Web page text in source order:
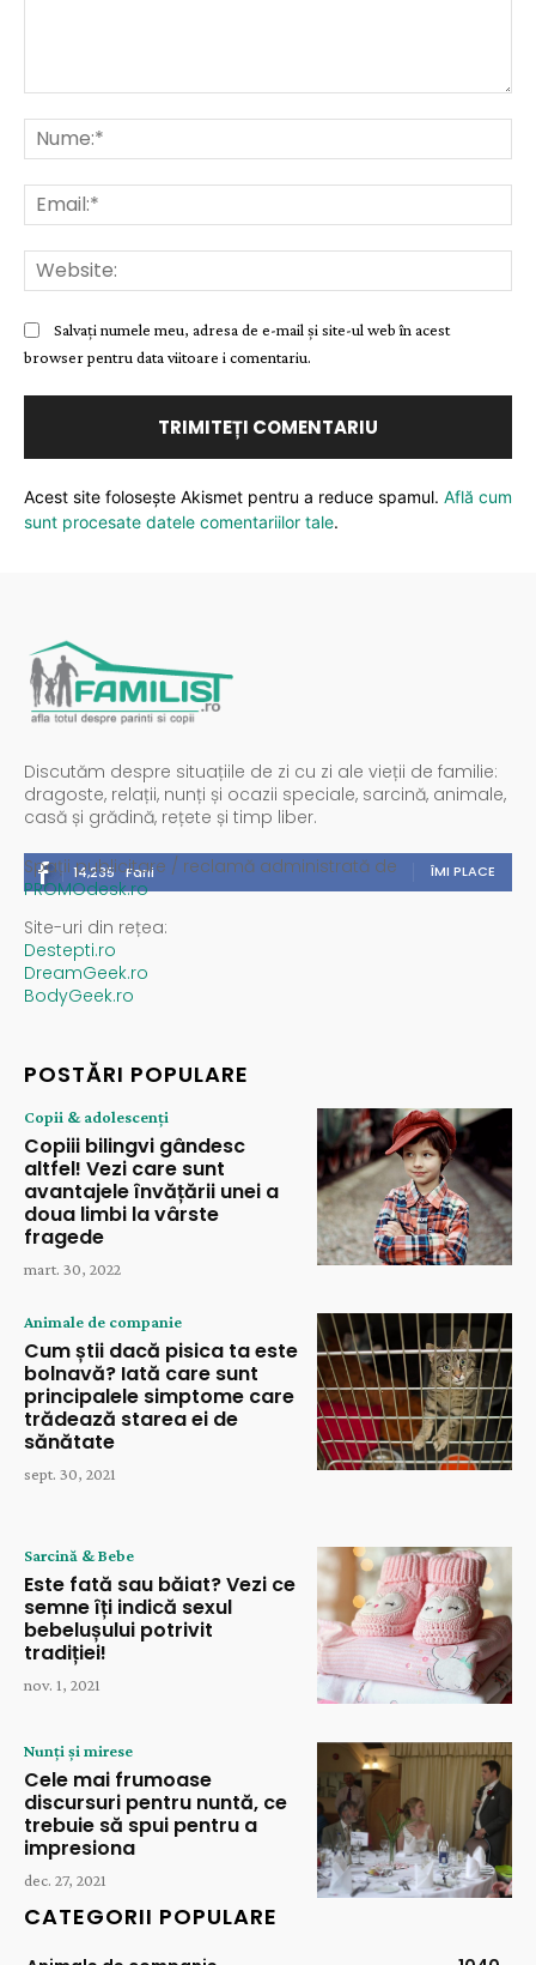
Salvați numele meu, adresa de e-mail și site-ul web în acest
browser pentru data viitoare i comentariu.
Acest site folosește Akismet pentru a reduce spamul. Află cum
sunt procesate datele comentariilor tale.
Discutăm despre situațiile de zi cu zi ale vieții de familie:
dragoste, relații, nunți și ocazii speciale, sarcină, animale,
casă și grădină, rețete și timp liber.
14,235 Fani ÎMI PLACE
Spații publicitare / reclamă administrată de
PROMOdesk.ro
Site-uri din rețea:
Destepti.ro
DreamGeek.ro
BodyGeek.ro
POSTĂRI POPULARE
Copii & adolescenți
Copiii bilingvi gândesc
altfel! Vezi care sunt
avantajele învățării unei a
doua limbi la vârste
fragede
mart. 30, 2022
Animale de companie
Cum știi dacă pisica ta este
bolnavă? Iată care sunt
principalele simptome care
trădează starea ei de
sănătate
sept. 30, 2021
Sarcină & Bebe
Este fată sau băiat? Vezi ce
semne îți indică sexul
bebelușului potrivit
tradiției!
nov. 1, 2021
Nunți și mirese
Cele mai frumoase
discursuri pentru nuntă, ce
trebuie să spui pentru a
impresiona
dec. 27, 2021
CATEGORII POPULARE